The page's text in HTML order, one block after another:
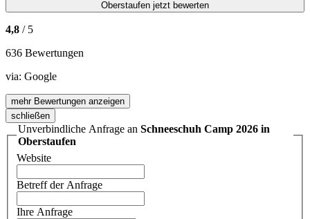
Oberstaufen jetzt bewerten
4,8 / 5
636 Bewertungen
via: Google
mehr Bewertungen anzeigen
schließen
Unverbindliche Anfrage an Schneeschuh Camp 2026 in
Oberstaufen
Website
Betreff der Anfrage
Ihre Anfrage